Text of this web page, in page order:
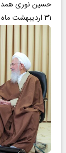
حسین نوری
۳۱ اردیبهشت ماه ۱۴۰۳